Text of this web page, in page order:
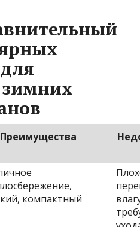
Преимущества
компактный